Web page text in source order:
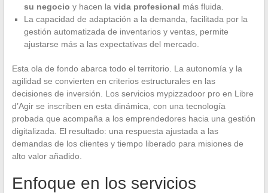
su negocio y hacen la vida profesional más fluida.
La capacidad de adaptación a la demanda, facilitada por la
gestión automatizada de inventarios y ventas, permite
ajustarse más a las expectativas del mercado.
Esta ola de fondo abarca todo el territorio. La autonomía y la
agilidad se convierten en criterios estructurales en las
decisiones de inversión. Los servicios mypizzadoor pro en Libre
d’Agir se inscriben en esta dinámica, con una tecnología
probada que acompaña a los emprendedores hacia una gestión
digitalizada. El resultado: una respuesta ajustada a las
demandas de los clientes y tiempo liberado para misiones de
alto valor añadido.
Enfoque en los servicios